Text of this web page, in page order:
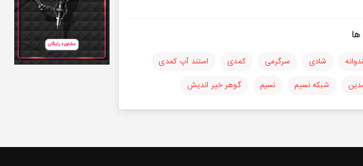
شادی سرگرمی کمدی
استند آپ کمدی
شبکه نسیم نسیم گوهر خیر اندیش